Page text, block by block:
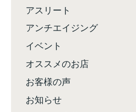
アスリート
アンチエイジング
イベント
オススメのお店
お客様の声
お知らせ